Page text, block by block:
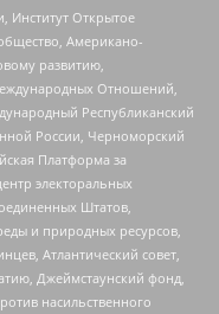
Институт Открытое
Американо-
развитию,
Отношений,
Республиканский
России, Черноморский
Платформа за
электоральных
Штатов,
и природных ресурсов,
Атлантический совет,
Джеймстаунский фонд,
насильственного